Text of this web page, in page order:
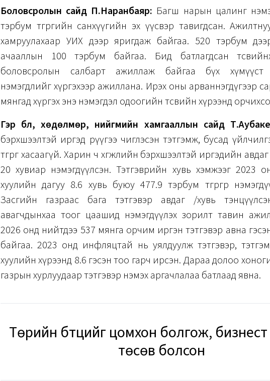
Боловсролын сайд П.Наранбаяр: Багш нарын цалинг
тэрбум төгрөгийн санхүүгийн эх үүсвэр тавигдсан.
хамруулахаар УИХ дээр яригдаж байгаа. 520 тэрбум
ачааллын 100 тэрбум байгаа. Бид батлагдсан
боловсролын салбарт ажиллаж байгаа бүх хүмүүст
нэмэгдлийг хүргэхээр ажиллана. Ирэх оны арваннэгдүгээр
мянгад хүргэх энэ нэмэгдэл одоогийн төсвийн хүрээнд
Гэр бүл, хөдөлмөр, нийгмийн хамгааллын сайд
бэрхшээлтэй иргэд рүүгээ чиглэсэн тэтгэмж, бусад
төгрөг хасаагүй. Харин ч хөгжлийн бэрхшээлтэй иргэдийн
20 хувиар нэмэгдүүлсэн. Тэтгэврийн хувь хэмжээг 2023
хуулийн дагуу 8.6 хувь буюу 477.9 тэрбум төгрөгөөр
Засгийн газраас бага тэтгэвэр авдаг /хувь
авагчдынхаа тоог цаашид нэмэгдүүлэх зорилт тавин
2026 онд нийтдээ 537 мянга орчим иргэн тэтгэвэр авна
байгаа. 2023 онд инфляцтай нь уялдуулж тэтгэвэр,
хуулийн хүрээнд 8.6 гэсэн тоо гарч ирсэн. Дараа долоо
газрын хурлуудаар тэтгэвэр нэмэх аргачлалаа батлаад явна.
Төрийн бүтцийг цомхон болгож,
төсөв болсон